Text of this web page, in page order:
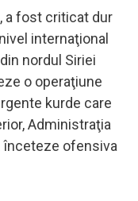
a fost criticat dur
internaţional
nordul Siriei
o operaţiune
kurde care
Administraţia
înceteze ofensiva